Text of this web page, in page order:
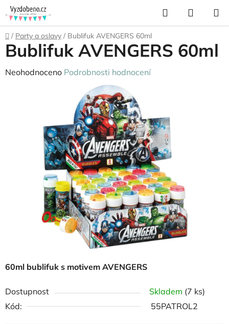
Přejít
na
obsah
Hledat
KOŠÍK
Domů
/ Party a oslavy / Bublifuk AVENGERS 60ml
60ml bublifuk s motivem AVENGERS
Dostupnost Skladem (7 ks)
Kód:
55PATROL2
Bublifuk AVENGERS 60ml
Průměrné
hvězdiček.
Neohodnoceno Podrobnosti hodnocení